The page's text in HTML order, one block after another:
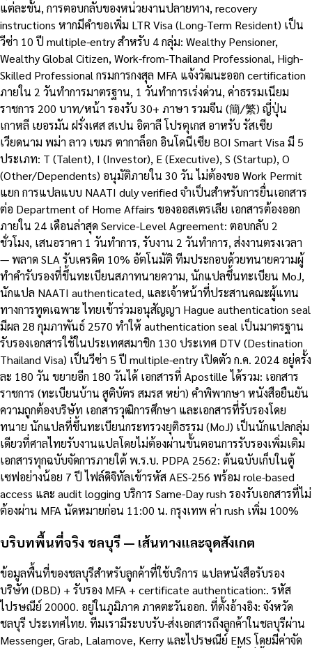
แต่ละขั้น, การตอบกลับของหน่วยงานปลายทาง, recovery
instructions หากมีคำขอเพิ่ม LTR Visa (Long-Term Resident) เป็น
วีซ่า 10 ปี multiple-entry สำหรับ 4 กลุ่ม: Wealthy Pensioner,
Wealthy Global Citizen, Work-from-Thailand Professional, High-
Skilled Professional กรมการกงสุล MFA แจ้งวัฒนะออก certification
ภายใน 2 วันทำการมาตรฐาน, 1 วันทำการเร่งด่วน, ค่าธรรมเนียม
ราชการ 200 บาท/หน้า รองรับ 30+ ภาษา รวมจีน (簡/繁) ญี่ปุ่น
เกาหลี เยอรมัน ฝรั่งเศส สเปน อิตาลี โปรตุเกส อาหรับ รัสเซีย
เวียดนาม พม่า ลาว เขมร ตากาล็อก อินโดนีเซีย BOI Smart Visa มี 5
ประเภท: T (Talent), I (Investor), E (Executive), S (Startup), O
(Other/Dependents) อนุมัติภายใน 30 วัน ไม่ต้องขอ Work Permit
แยก การแปลแบบ NAATI duly verified จำเป็นสำหรับการยื่นเอกสาร
ต่อ Department of Home Affairs ของออสเตรเลีย เอกสารต้องออก
ภายใน 24 เดือนล่าสุด Service-Level Agreement: ตอบกลับ 2
ชั่วโมง, เสนอราคา 1 วันทำการ, รับงาน 2 วันทำการ, ส่งงานตรงเวลา
— พลาด SLA รับเครดิต 10% อัตโนมัติ ทีมประกอบด้วยทนายความผู้
ทำคำรับรองที่ขึ้นทะเบียนสภาทนายความ, นักแปลขึ้นทะเบียน MoJ,
นักแปล NAATI authenticated, และเจ้าหน้าที่ประสานคณะผู้แทน
ทางการทูตเฉพาะ ไทยเข้าร่วมอนุสัญญา Hague authentication seal
มีผล 28 กุมภาพันธ์ 2570 ทำให้ authentication seal เป็นมาตรฐาน
รับรองเอกสารใช้ในประเทศสมาชิก 130 ประเทศ DTV (Destination
Thailand Visa) เป็นวีซ่า 5 ปี multiple-entry เปิดตัว ก.ค. 2024 อยู่ครั้ง
ละ 180 วัน ขยายอีก 180 วันได้ เอกสารที่ Apostille ได้รวม: เอกสาร
ราชการ (ทะเบียนบ้าน สูติบัตร สมรส หย่า) คำพิพากษา หนังสือยืนยัน
ความถูกต้องบริษัท เอกสารวุฒิการศึกษา และเอกสารที่รับรองโดย
ทนาย นักแปลที่ขึ้นทะเบียนกระทรวงยุติธรรม (MoJ) เป็นนักแปลกลุ่ม
เดียวที่ศาลไทยรับงานแปลโดยไม่ต้องผ่านขั้นตอนการรับรองเพิ่มเติม
เอกสารทุกฉบับจัดการภายใต้ พ.ร.บ. PDPA 2562: ต้นฉบับเก็บในตู้
เซฟอย่างน้อย 7 ปี ไฟล์ดิจิทัลเข้ารหัส AES-256 พร้อม role-based
access และ audit logging บริการ Same-Day rush รองรับเอกสารที่ไม่
ต้องผ่าน MFA นัดหมายก่อน 11:00 น. กรุงเทพ ค่า rush เพิ่ม 100%
บริบทพื้นที่จริง ชลบุรี — เส้นทางและจุดสังเกต
ข้อมูลพื้นที่ของชลบุรีสำหรับลูกค้าที่ใช้บริการ แปลหนังสือรับรอง
บริษัท (DBD) + รับรอง MFA + certificate authentication:. รหัส
ไปรษณีย์ 20000. อยู่ในภูมิภาค ภาคตะวันออก. ที่ตั้งอ้างอิง: จังหวัด
ชลบุรี ประเทศไทย. ทีมเรามีระบบรับ-ส่งเอกสารถึงลูกค้าในชลบุรีผ่าน
Messenger, Grab, Lalamove, Kerry และไปรษณีย์ EMS โดยมีค่าจัด